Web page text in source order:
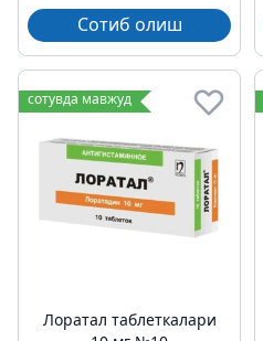
Сотиб олиш
сотувда мавжуд
Лоратал таблеткалари